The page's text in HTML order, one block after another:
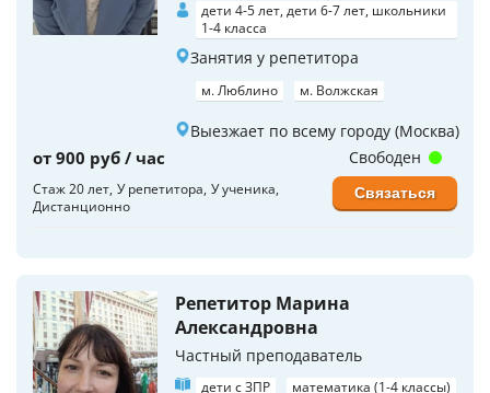
дети 4-5 лет, дети 6-7 лет, школьники
1-4 класса
Занятия у репетитора
м. Люблино м. Волжская
Выезжает по всему городу (Москва)
от 900 руб / час
Стаж 20 лет У репетитора У ученика
Дистанционно
Свободен
Связаться
Репетитор Марина
Александровна
Частный преподаватель
дети с ЗПР
математика (1-4 классы)